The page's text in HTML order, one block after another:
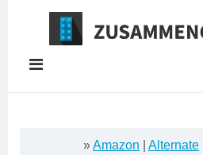
Springe
Inhalt
»Amazon Alternate